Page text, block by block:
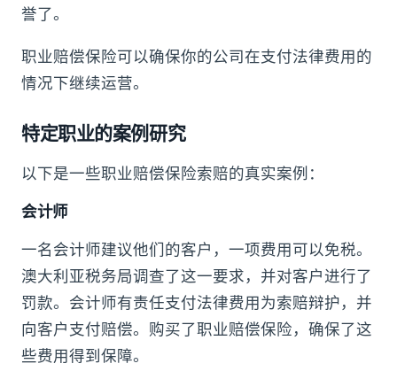
誉了。
职业赔偿保险可以确保你的公司在支付法律费用的
情况下继续运营。
特定职业的案例研究
以下是一些职业赔偿保险索赔的真实案例：
会计师
一名会计师建议他们的客户，一项费用可以免税。
澳大利亚税务局调查了这一要求，并对客户进行了
罚款。会计师有责任支付法律费用为索赔辩护，并
向客户支付赔偿。购买了职业赔偿保险，确保了这
些费用得到保障。